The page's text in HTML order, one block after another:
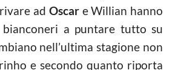
ad Oscare Willian hanno
a puntare tutto su
nell’ultima stagione non
e secondo quanto riporta